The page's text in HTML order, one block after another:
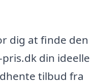
dig at finde den
din ideelle
tilbud fra